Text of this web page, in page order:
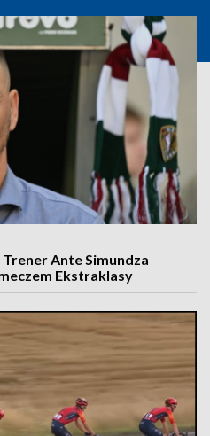
Ante Simundza
Ekstraklasy